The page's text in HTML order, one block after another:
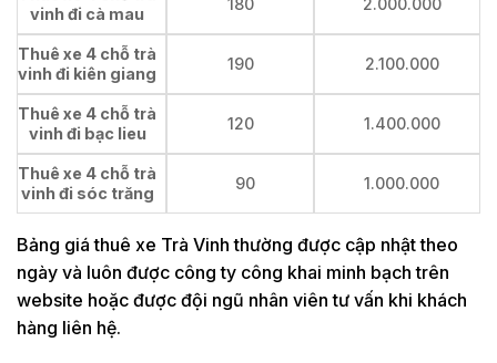
vinh đi cà mau
180 2.000.000
Thuê xe 4 chỗ trà
vinh đi kiên giang
190 2.100.000
Thuê xe 4 chỗ trà
vinh đi bạc lieu
120 1.400.000
Thuê xe 4 chỗ trà
vinh đi sóc trăng
90 1.000.000
Bảng giá thuê xe Trà Vinh thường được cập nhật theo
ngày và luôn được công ty công khai minh bạch trên
website hoặc được đội ngũ nhân viên tư vấn khi khách
hàng liên hệ.